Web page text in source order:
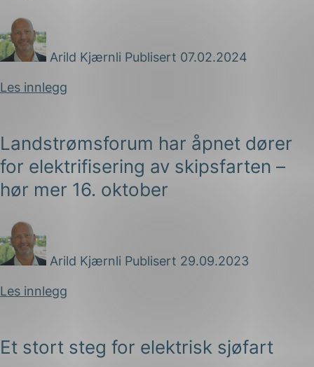
Arild Kjærnli Publisert 07.02.2024
Les innlegg
Landstrømsforum har åpnet dører
for elektrifisering av skipsfarten –
hør mer 16. oktober
Arild Kjærnli Publisert 29.09.2023
Les innlegg
Et stort steg for elektrisk sjøfart